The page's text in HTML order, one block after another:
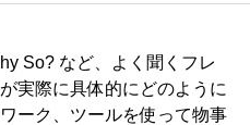
So? など、よく聞くフレ
実際に具体的にどのように
ーク、ツールを使って物事